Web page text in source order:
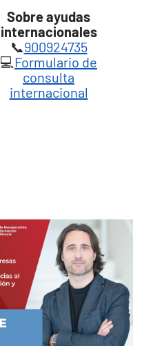
Sobre ayudas
internacionales
📞900924735
💻Formulario de
consulta
internacional